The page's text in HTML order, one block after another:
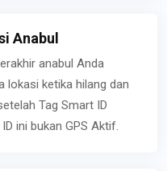
Anabul
anabul Anda
lokasi ketika hilang dan
Tag Smart ID
ini bukan GPS Aktif.